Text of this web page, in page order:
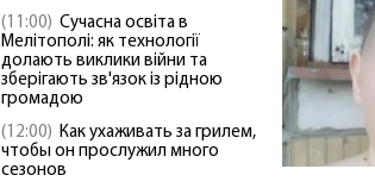
(11:00) Сучасна освіта в
Мелітополі: як технології
долають виклики війни та
зберігають зв'язок із рідною
громадою
(12:00) Как ухаживать за грилем,
чтобы он прослужил много
сезонов